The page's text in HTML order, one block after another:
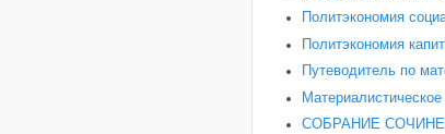
Политэкономия
Политэкономия
Путеводитель по
СОБРАНИЕ